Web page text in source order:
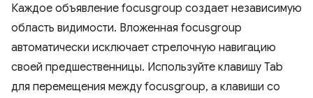
Каждое объявление focusgroup создает независимую
область видимости. Вложенная focusgroup
автоматически исключает стрелочную навигацию
своей предшественницы. Используйте клавишу Tab
для перемещения между focusgroup, а клавиши со